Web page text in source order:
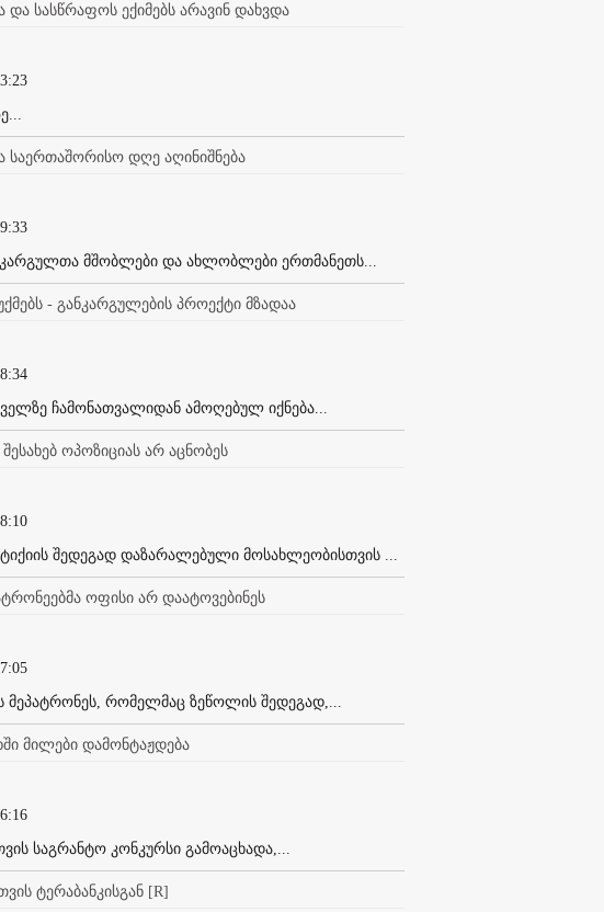
და სასწრაფოს ექიმებს არავინ დახვდა
დღე აღინიშნება
მშობლები და ახლობლები ერთმანეთს...
- განკარგულების პროექტი მზადაა
ჩამონათვალიდან ამოღებულ იქნება...
ოპოზიციას არ აცნობეს
შედეგად დაზარალებული მოსახლეობისთვის ...
ოფისი არ დაატოვებინეს
რომელმაც ზეწოლის შედეგად,...
მილები დამონტაჟდება
საგრანტო კონკურსი გამოაცხადა,...
ტერაბანკისგან [R]